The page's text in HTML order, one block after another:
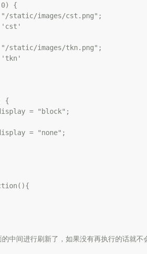
{
static/images/cst.png";
static/images/tkn.png";
{
= "block";
= "none";
中间进行刷新了，如果没有再执行的话就不